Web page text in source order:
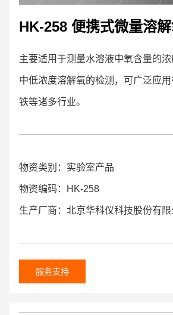
HK-258 便携式微量溶
主要适用于测量水溶液中氧含量的
中低浓度溶解氧的检测，可广泛应
铁等诸多行业。
物资类别：实验室产品
物资编码：HK-258
生产厂商：北京华科仪科技股份有限
服务支持